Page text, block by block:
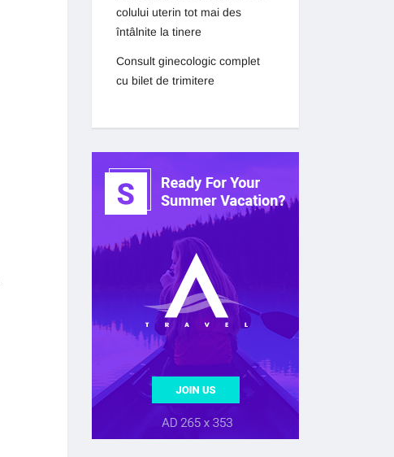
colului uterin tot mai des
întâlnite la tinere
Consult ginecologic complet
cu bilet de trimitere